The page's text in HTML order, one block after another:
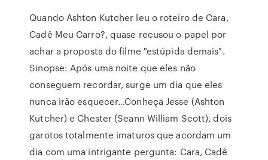
Quando Ashton Kutcher leu o roteiro de Cara,
Cadê Meu Carro?, quase recusou o papel por
achar a proposta do filme "estúpida demais".
Sinopse: Após uma noite que eles não
conseguem recordar, surge um dia que eles
nunca irão esquecer…Conheça Jesse (Ashton
Kutcher) e Chester (Seann William Scott), dois
garotos totalmente imaturos que acordam um
dia com uma intrigante pergunta: Cara, Cadê